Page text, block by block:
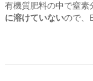
有機質肥料の中で窒素
に溶けていないので、